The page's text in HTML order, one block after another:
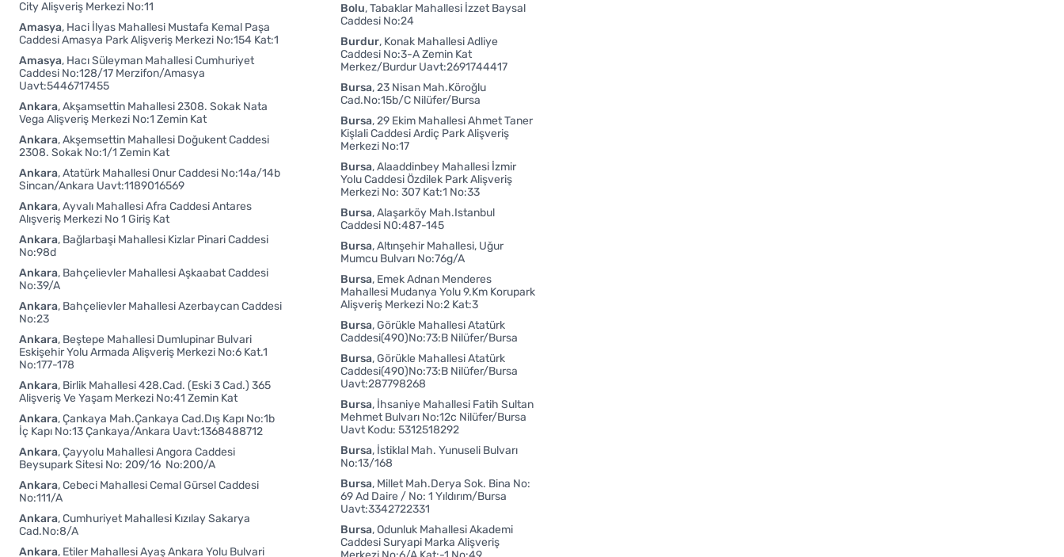
City Alişveriş Merkezi No:11
Amasya Haci İlyas Mahallesi Mustafa Kemal Paşa
Caddesi Amasya Park Alişveriş Merkezi No:154 Kat:1
Amasya Hacı Süleyman Mahallesi Cumhuriyet
Caddesi No:128/17 Merzifon/Amasya
Uavt:5446717455
Ankara Akşamsettin Mahallesi 2308. Sokak Nata
Vega Alişveriş Merkezi No:1 Zemin Kat
Ankara Akşemsettin Mahallesi Doğukent Caddesi
2308. Sokak No:1/1 Zemin Kat
Ankara Atatürk Mahallesi Onur Caddesi No:14a/14b
Sincan/Ankara Uavt:1189016569
Ankara Ayvalı Mahallesi Afra Caddesi Antares
Alışveriş Merkezi No 1 Giriş Kat
Ankara Bağlarbaşi Mahallesi Kizlar Pinari Caddesi
No:98d
Ankara Bahçelievler Mahallesi Aşkaabat Caddesi
No:39/A
Ankara Bahçelievler Mahallesi Azerbaycan Caddesi
No:23
Ankara Beştepe Mahallesi Dumlupinar Bulvari
Eskişehir Yolu Armada Alişveriş Merkezi No:6 Kat.1
No:177-178
Ankara Birlik Mahallesi 428.Cad. (Eski 3 Cad.) 365
Alişveriş Ve Yaşam Merkezi No:41 Zemin Kat
Ankara Çankaya Mah.Çankaya Cad.Dış Kapı No:1b
İç Kapı No:13 Çankaya/Ankara Uavt:1368488712
Ankara Çayyolu Mahallesi Angora Caddesi
Beysupark Sitesi No: 209/16 No:200/A
Ankara Cebeci Mahallesi Cemal Gürsel Caddesi
No:111/A
Ankara Cumhuriyet Mahallesi Kızılay Sakarya
Cad.No:8/A
Ankara Etiler Mahallesi Ayaş Ankara Yolu Bulvari
Bolu Tabaklar Mahallesi İzzet Baysal
Caddesi No:24
Burdur Konak Mahallesi Adliye
Caddesi No:3-A Zemin Kat
Merkez/Burdur Uavt:2691744417
Bursa 23 Nisan Mah.Köroğlu
Cad.No:15b/C Nilüfer/Bursa
Bursa 29 Ekim Mahallesi Ahmet Taner
Kişlali Caddesi Ardiç Park Alişveriş
Merkezi No:17
Bursa Alaaddinbey Mahallesi İzmir
Yolu Caddesi Özdilek Park Alişveriş
Merkezi No: 307 Kat:1 No:33
Bursa Alaşarköy Mah.Istanbul
Caddesi N0:487-145
Bursa Altınşehir Mahallesi, Uğur
Mumcu Bulvarı No:76g/A
Bursa Emek Adnan Menderes
Mahallesi Mudanya Yolu 9.Km Korupark
Alişveriş Merkezi No:2 Kat:3
Bursa Görükle Mahallesi Atatürk
Caddesi(490)No:73:B Nilüfer/Bursa
Bursa Görükle Mahallesi Atatürk
Caddesi(490)No:73:B Nilüfer/Bursa
Uavt:287798268
Bursa İhsaniye Mahallesi Fatih Sultan
Mehmet Bulvarı No:12c Nilüfer/Bursa
Uavt Kodu: 5312518292
Bursa İstiklal Mah. Yunuseli Bulvarı
No:13/168
Bursa Millet Mah.Derya Sok. Bina No:
69 Ad Daire / No: 1 Yıldırım/Bursa
Uavt:3342722331
Bursa Odunluk Mahallesi Akademi
Caddesi Suryapi Marka Alişveriş